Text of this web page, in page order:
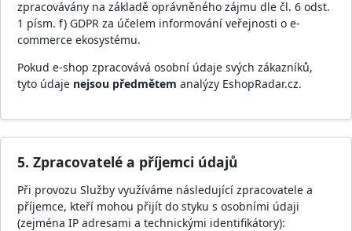
zpracovávány na základě oprávněného zájmu dle čl. 6 odst.
1 písm. f) GDPR za účelem informování veřejnosti o e-
commerce ekosystému.
Pokud e-shop zpracovává osobní údaje svých zákazníků,
tyto údaje nejsou předmětem analýzy EshopRadar.cz.
5. Zpracovatelé a příjemci údajů
Při provozu Služby využíváme následující zpracovatele a
příjemce, kteří mohou přijít do styku s osobními údaji
(zejména IP adresami a technickými identifikátory):